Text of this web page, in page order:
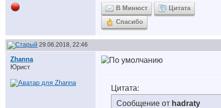
В Минюст
Цитата
Спасибо
29.06.2018, 22:46
Zhanna
Юрист
Цитата:
Сообщение от hadraty